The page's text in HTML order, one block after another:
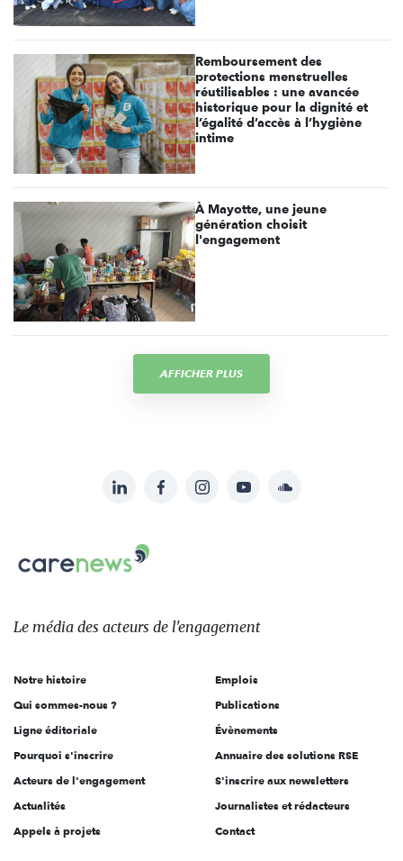
Remboursement des
protections menstruelles
réutilisables : une avancée
historique pour la dignité et
l’égalité d’accès à l’hygiène
intime
À Mayotte, une jeune
génération choisit
l'engagement
AFFICHER PLUS
sur:
LinkedInFacebookInstagramYouTubeSoundcloud
Carenews,
Le
des
l'engagement
Le média des acteurs de l'engagement
Notre histoire
Qui sommes-nous ?
Ligne éditoriale
Pourquoi s'inscrire
Acteurs de l'engagement
Actualités
Appels à projets
Emplois
Publications
Évènements
Annuaire des solutions RSE
S'inscrire aux newsletters
Journalistes et rédacteurs
Contact